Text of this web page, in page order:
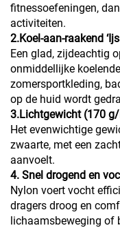
fitnessoefeningen,
activiteiten.
2.Koel-aan-raakend
Een glad, zijdeachtig
onmiddellijke
zomersportkleding,
op de huid wordt
3.Lichtgewicht (170
Het evenwichtige
zwaarte, met een
aanvoelt.
4. Snel drogend en
Nylon voert vocht
dragers droog en
lichaamsbeweging of